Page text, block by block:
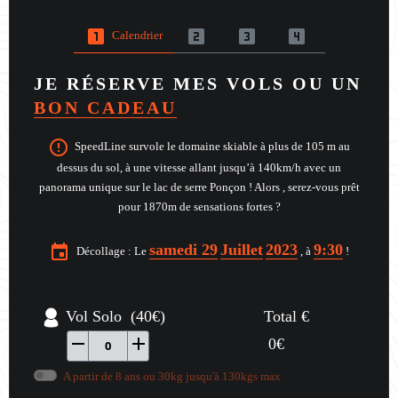
looks_one Calendrier looks_two looks_3 looks_4
JE RÉSERVE MES VOLS OU UN
BON CADEAU
error_outline SpeedLine survole le domaine skiable à plus de 105 m au
dessus du sol, à une vitesse allant jusqu’à 140km/h avec un
panorama unique sur le lac de serre Ponçon ! Alors , serez-vous prêt
pour 1870m de sensations fortes ?
event Décollage : Le samedi 29Juillet2023, à 9:30!
Vol Solo (40€) Total €
remove 0 add 0€
A partir de 8 ans ou 30kg jusqu'à 130kgs max